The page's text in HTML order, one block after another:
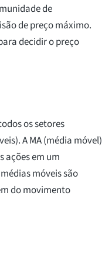
de
de preço máximo.
decidir o preço
os setores
A MA (média móvel)
ações em um
móveis são
do movimento